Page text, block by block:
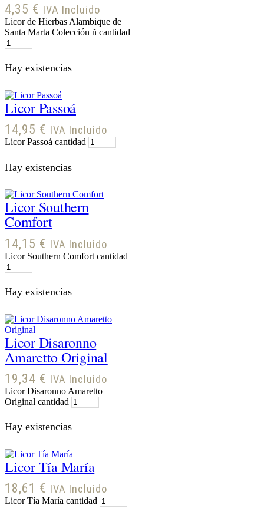
4,35 € IVA Incluido
Licor de Hierbas Alambique de
Santa Marta Colección ñ cantidad
Hay existencias
Licor Passoá
14,95 € IVA Incluido
Licor Passoá cantidad
Hay existencias
Licor Southern
Comfort
14,15 € IVA Incluido
Licor Southern Comfort cantidad
Hay existencias
Licor Disaronno
Amaretto Original
19,34 € IVA Incluido
Licor Disaronno Amaretto
Original cantidad
Hay existencias
Licor Tía María
18,61 € IVA Incluido
Licor Tía María cantidad